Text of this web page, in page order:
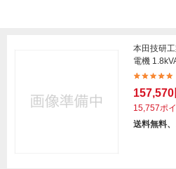
本田技研
電機
157,570
15,757ポ
送料無料